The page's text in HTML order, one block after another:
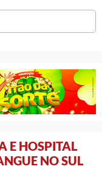
E HOSPITAL
NO SUL